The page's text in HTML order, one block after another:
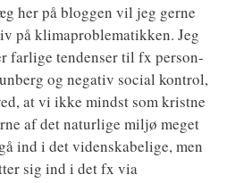
her på blog­gen vil jeg ger­ne
på kli­mapro­ble­ma­tik­ken. Jeg
far­li­ge ten­den­ser til fx per­son­
og nega­tiv soci­al kon­trol,
at vi ikke mindst som krist­ne
af det natur­li­ge mil­jø meget
ind i det viden­ska­be­li­ge, men
sig ind i det fx via